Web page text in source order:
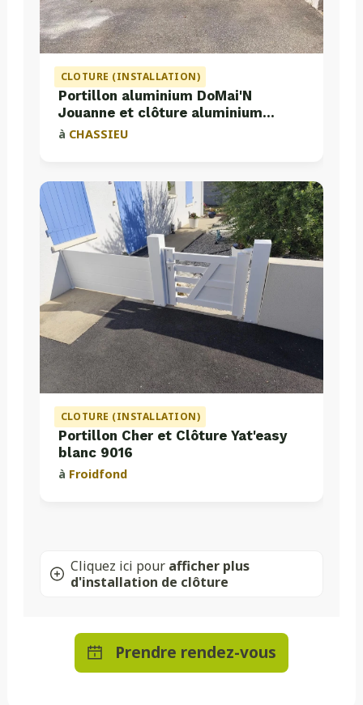
CLOTURE (INSTALLATION)
Portillon aluminium DoMai'N
Jouanne et clôture aluminium
Valette
à CHASSIEU
CLOTURE (INSTALLATION)
Portillon Cher et Clôture Yat'easy
blanc 9016
à Froidfond
Cliquez ici pour afficher plus
d'installation de clôture
Prendre rendez-vous